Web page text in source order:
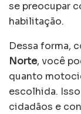
se preocupar
habilitação.
Dessa forma,
Norte, você
quanto
escolhida.
cidadãos e